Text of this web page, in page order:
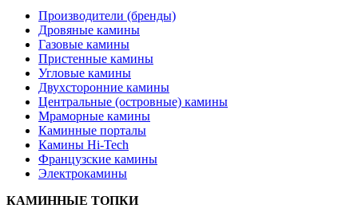
Производители (бренды)
Дровяные камины
Газовые камины
Пристенные камины
Угловые камины
Двухсторонние камины
Центральные (островные) камины
Мраморные камины
Каминные порталы
Камины Hi-Tech
Французские камины
Электрокамины
КАМИННЫЕ ТОПКИ